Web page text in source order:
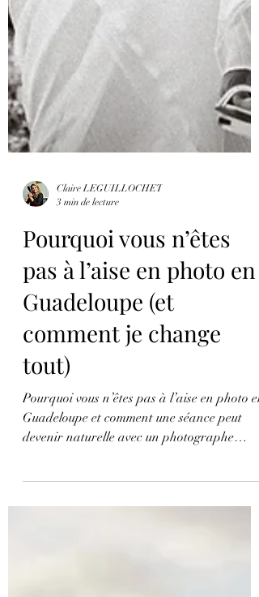
Claire LEGUILLOCHET
3 min de lecture
Pourquoi vous n’êtes
pas à l’aise en photo en
Guadeloupe (et
comment je change
tout)
Pourquoi vous n’êtes pas à l’aise en photo en
devenir naturelle avec un photographe
expérimenté.